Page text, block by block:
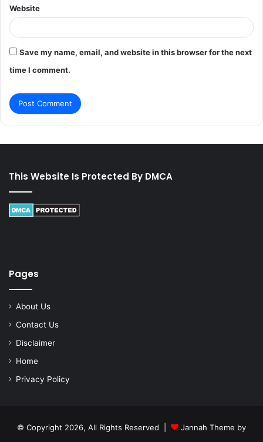
Website
Save my name, email, and website in this browser for the next
time I comment.
This Website Is Protected By DMCA
Pages
About Us
Contact Us
Disclaimer
Home
Privacy Policy
© Copyright 2026, All Rights Reserved |
Jannah Theme by